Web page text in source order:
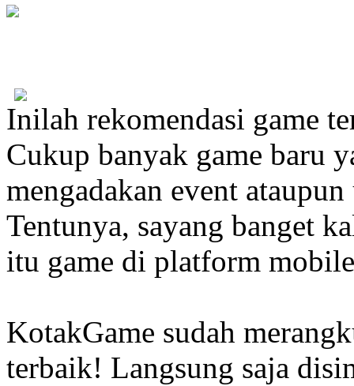
Inilah rekomendasi game
Cukup banyak game baru
mengadakan event
Tentunya, sayang banget
itu game di platform
KotakGame sudah
terbaik! Langsung saja